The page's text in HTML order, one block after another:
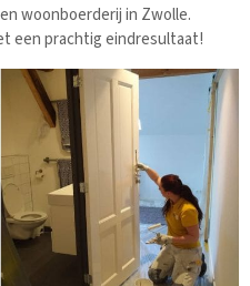
woonboerderij in Zwolle.
een prachtig eindresultaat!